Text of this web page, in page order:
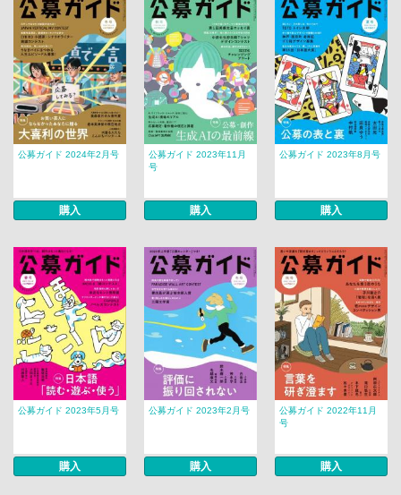
公募ガイド 2024年2月号
購入
公募ガイド 2023年11月
号
購入
公募ガイド 2023年8月号
購入
公募ガイド 2023年5月号
購入
公募ガイド 2023年2月号
購入
公募ガイド 2022年11月
号
購入